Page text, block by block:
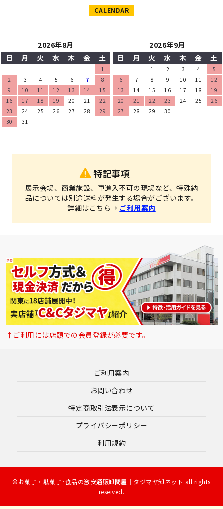
CALENDAR
2026年8月
日
月 火 水 木 金 土
1
2
3 4 5 6 7
8
9
10 11 12 13 14
15
16
17 18 19 20 21
22
23
24 25 26 27 28
29
30
31
2026年9月
日
月 火 水 木 金 土
1 2 3 4
5
6
7 8 9 10 11
12
13
14 15 16 17 18
19
20
21 22 23 24 25
26
27
28 29 30
特記事項
展示会場、商業施設、車進入不可の現場など、特殊納
品については別途送料が発生する場合がございます。
詳細はこちら→ ご利用案内
↑ご利用には店頭での会員登録が必要です。
ご利用案内
お問い合わせ
特定商取引法表示について
プライバシーポリシー
利用規約
©お菓子・駄菓子･食品の激安通販卸問屋｜タジマヤ卸ネット all rights
reserved.